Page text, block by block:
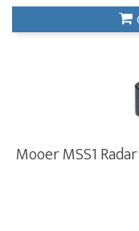
Mooer MSS1